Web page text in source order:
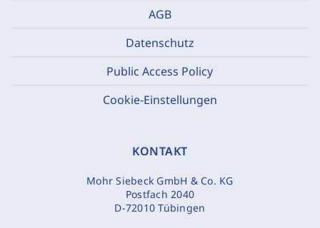
AGB
Datenschutz
Public Access Policy
Cookie-Einstellungen
KONTAKT
Mohr Siebeck GmbH & Co. KG
Postfach 2040
D-72010 Tübingen